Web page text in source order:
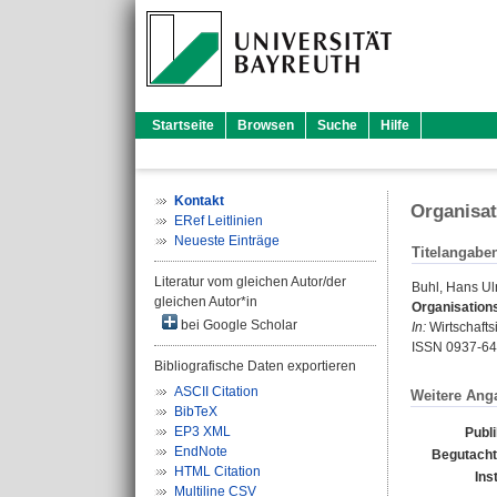
Startseite Browsen Suche Hilfe
Kontakt
ERef Leitlinien
Neueste Einträge
Literatur vom gleichen Autor/der
gleichen Autor*in
bei Google Scholar
Bibliografische Daten exportieren
ASCII Citation
BibTeX
EP3 XML
EndNote
HTML Citation
Multiline CSV
Buhl, Hans
In:
ISSN 0937-
Weitere